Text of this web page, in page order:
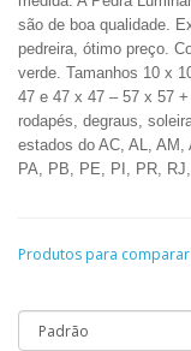
são de boa qualidade.
pedreira, ótimo preço.
verde. Tamanhos 10 x
47 e 47 x 47 – 57 x 57
rodapés, degraus,
estados do AC, AL,
PA, PB, PE, PI, PR,
Produtos para comparar